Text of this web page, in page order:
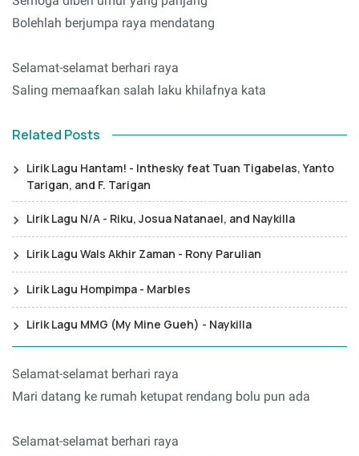
Bolehlah berjumpa raya mendatang
Selamat-selamat berhari raya
Saling memaafkan salah laku khilafnya kata
Related Posts
Lirik Lagu Hantam! - Inthesky feat Tuan Tigabelas, Yanto
Tarigan, and F. Tarigan
Lirik Lagu N/A - Riku, Josua Natanael, and Naykilla
Lirik Lagu Wals Akhir Zaman - Rony Parulian
Lirik Lagu Hompimpa - Marbles
Lirik Lagu MMG (My Mine Gueh) - Naykilla
Selamat-selamat berhari raya
Mari datang ke rumah ketupat rendang bolu pun ada
Selamat-selamat berhari raya